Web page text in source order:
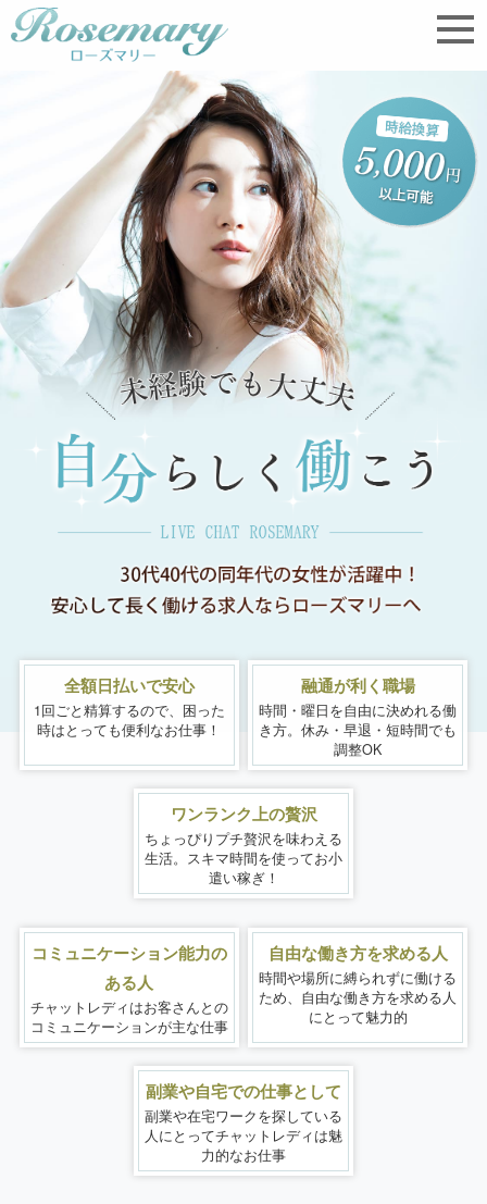
全額日払いで安心
1回ごと精算するので、 困った
時はとっても便利なお仕事！
融通が利く職場
時間・曜日を自由に決めれる働
き方。休み・早退・短時間でも
調整OK
ワンランク上の贅沢
ちょっぴりプチ贅沢を味わえる
生活。 スキマ時間を使ってお小
遣い稼ぎ！
コミュニケーション能力の
ある人
チャットレディはお客さんとの
コミュニケーションが主な仕事
自由な働き方を求める人
時間や場所に縛られずに働ける
ため、 自由な働き方を求める人
にとって魅力的
副業や自宅での仕事として
副業や在宅ワークを探している
人にとってチャットレディは魅
力的なお仕事